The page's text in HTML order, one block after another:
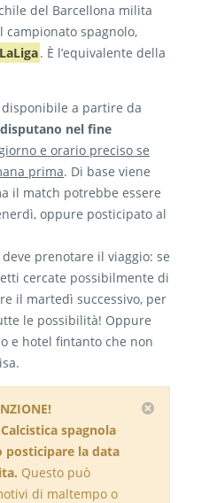
del Barcellona milita
campionato spagnolo,
LaLiga. È l’equivalente della
a partire da
nel fine
e orario preciso se
prima. Di base viene
il match potrebbe essere
oppure posticipato al
prenotare il viaggio: se
cercate possibilmente di
il martedì successivo, per
le possibilità! Oppure
e hotel fintanto che non
spagnola
posticipare la data
Questo può
di maltempo o